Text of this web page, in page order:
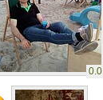
0.0